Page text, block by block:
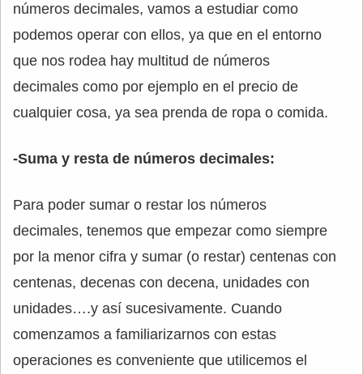
números decimales, vamos a estudiar como
podemos operar con ellos, ya que en el entorno
que nos rodea hay multitud de números
decimales como por ejemplo en el precio de
cualquier cosa, ya sea prenda de ropa o comida.
-Suma y resta de números decimales:
Para poder sumar o restar los números
decimales, tenemos que empezar como siempre
por la menor cifra y sumar (o restar) centenas con
centenas, decenas con decena, unidades con
unidades….y así sucesivamente. Cuando
comenzamos a familiarizarnos con estas
operaciones es conveniente que utilicemos el